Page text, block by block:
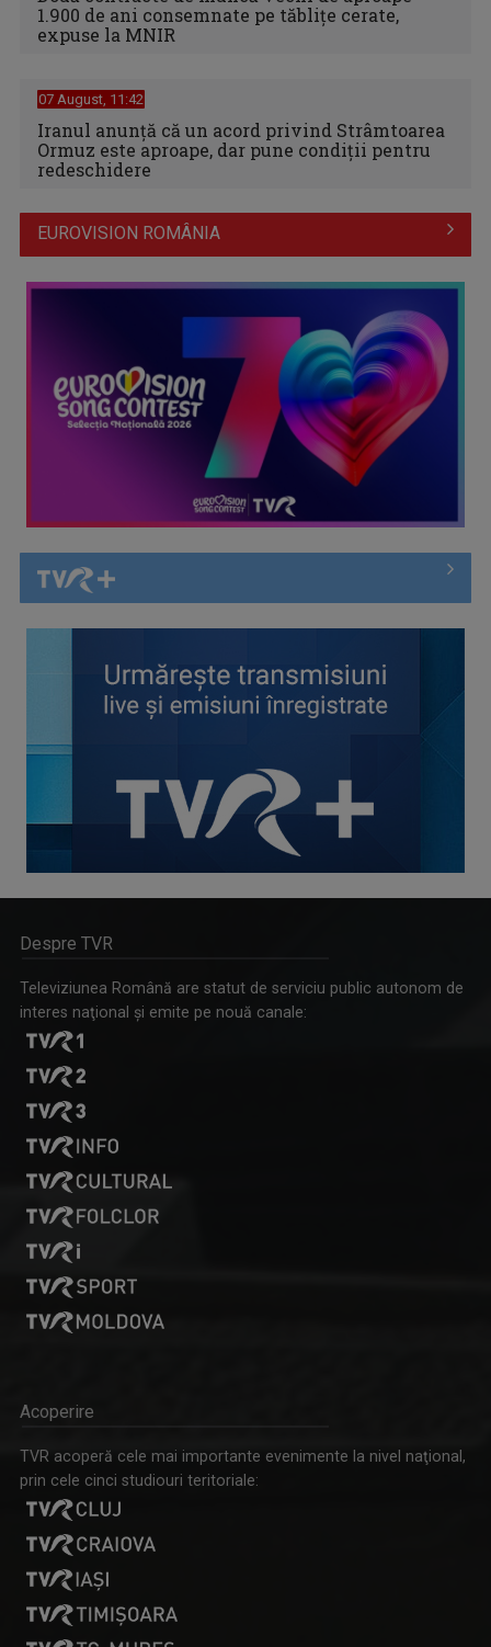
1.900 de ani consemnate pe tăblițe cerate,
expuse la MNIR
07 August, 11:42
Iranul anunță că un acord privind Strâmtoarea
Ormuz este aproape, dar pune condiții pentru
redeschidere
EUROVISION ROMÂNIA
Despre TVR
Televiziunea Română are statut de serviciu public autonom de
interes naţional şi emite pe nouă canale:
Acoperire
TVR acoperă cele mai importante evenimente la nivel naţional,
prin cele cinci studiouri teritoriale: